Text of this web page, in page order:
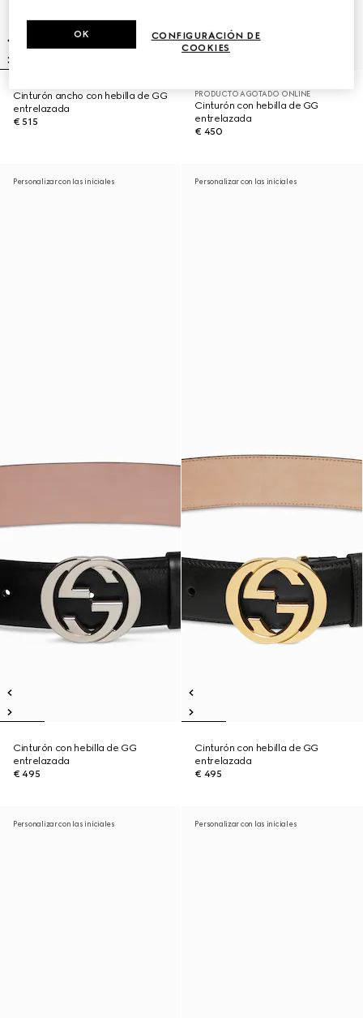
Cinturón ancho con hebilla de GG
entrelazada
€ 515
PRODUCTO AGOTADO ONLINE
Cinturón con hebilla de GG
entrelazada
€ 450
Personalizar con las iniciales
Cinturón con hebilla de GG
entrelazada
€ 495
Personalizar con las iniciales
Cinturón con hebilla de GG
entrelazada
€ 495
Personalizar con las iniciales Personalizar con las iniciales
CONFIGURACIÓN DE
COOKIES
OK